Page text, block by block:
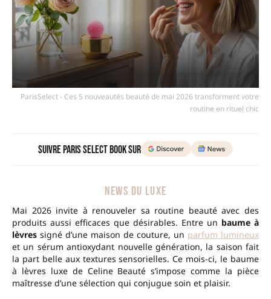
ParisSelect - Ces 5 nouveautés beauté de mai 2026 transforment votre
routine en rituel chic
Suivre Paris Select Book sur
NEWS DU LUXE
Mai 2026 invite à renouveler sa routine beauté avec des
produits aussi efficaces que désirables. Entre un baume à
lèvres signé d’une maison de couture, un parfum lumineux
et un sérum antioxydant nouvelle génération, la saison fait
la part belle aux textures sensorielles. Ce mois-ci, le baume
à lèvres luxe de Celine Beauté s’impose comme la pièce
maîtresse d’une sélection qui conjugue soin et plaisir.